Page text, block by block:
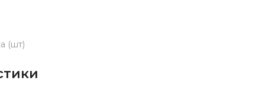
(шт)